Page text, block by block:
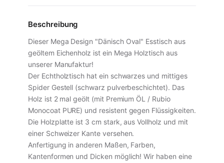
Beschreibung
Dieser Mega Design "Dänisch Oval" Esstisch aus
geöltem Eichenholz ist ein Mega Holztisch aus
unserer Manufaktur!
Der Echtholztisch hat ein schwarzes und mittiges
Spider Gestell (schwarz pulverbeschichtet). Das
Holz ist 2 mal geölt (mit Premium ÖL / Rubio
Monocoat PURE) und resistent gegen Flüssigkeiten.
Die Holzplatte ist 3 cm stark, aus Vollholz und mit
einer Schweizer Kante versehen.
Anfertigung in anderen Maßen, Farben,
Kantenformen und Dicken möglich! Wir haben eine